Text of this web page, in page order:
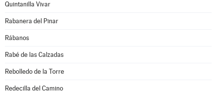
Quintanilla Vivar
Rabanera del Pinar
Rábanos
Rabé de las Calzadas
Rebolledo de la Torre
Redecilla del Camino